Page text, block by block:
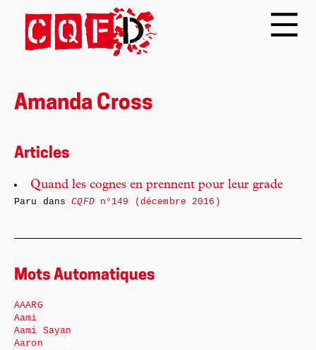
Amanda Cross
Articles
Quand les cognes en prennent pour leur grade
Paru dansCQFDn°149 (décembre 2016)
Mots Automatiques
AAARG
Aami
Aami Sayan
Aaron